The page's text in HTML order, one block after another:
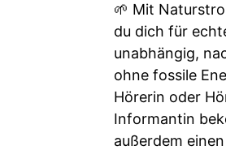
🌱 Mit
du dich für
unabhängig,
ohne fossile
Hörerin oder
Informantin
außerdem